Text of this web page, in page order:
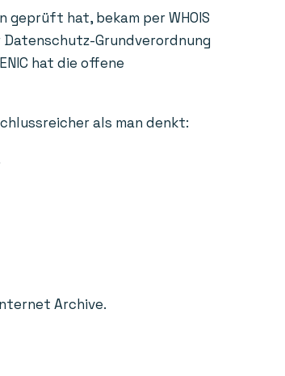
geprüft hat, bekam per WHOIS
Grundverordnung
hat die offene
als man denkt:
Archive.